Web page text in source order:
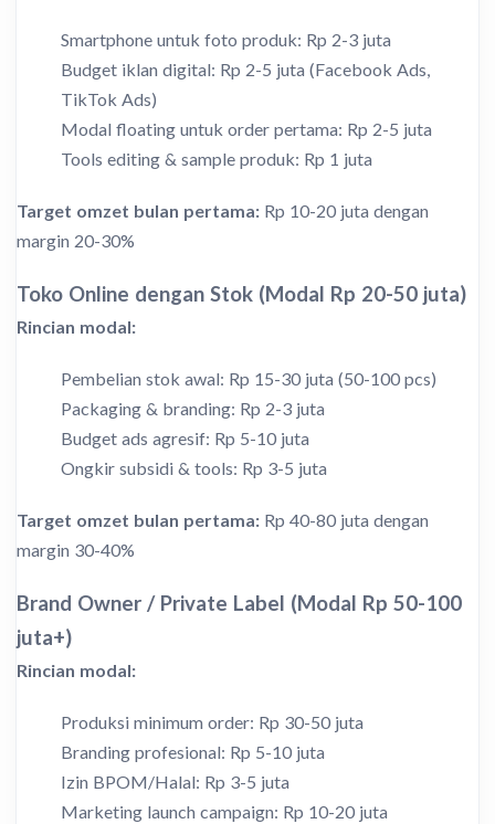
Smartphone untuk foto produk: Rp 2-3 juta
Budget iklan digital: Rp 2-5 juta (Facebook Ads,
TikTok Ads)
Modal floating untuk order pertama: Rp 2-5 juta
Tools editing & sample produk: Rp 1 juta
Target omzet bulan pertama: Rp 10-20 juta dengan
margin 20-30%
Toko Online dengan Stok (Modal Rp 20-50 juta)
Rincian modal:
Pembelian stok awal: Rp 15-30 juta (50-100 pcs)
Packaging & branding: Rp 2-3 juta
Budget ads agresif: Rp 5-10 juta
Ongkir subsidi & tools: Rp 3-5 juta
Target omzet bulan pertama: Rp 40-80 juta dengan
margin 30-40%
Brand Owner / Private Label (Modal Rp 50-100
juta+)
Rincian modal:
Produksi minimum order: Rp 30-50 juta
Branding profesional: Rp 5-10 juta
Izin BPOM/Halal: Rp 3-5 juta
Marketing launch campaign: Rp 10-20 juta